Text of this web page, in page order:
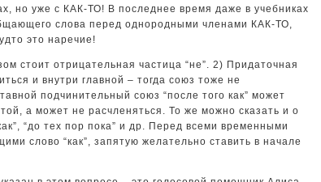
но уже с КАК-ТО! В последнее время даже в учебниках
слова перед однородными членами КАК-ТО,
это наречие!
стоит отрицательная частица “не”. 2) Придаточная
и внутри главной – тогда союз тоже не
подчинительный союз “после того как” может
а может не расчленяться. То же можно сказать и о
“до тех пор пока” и др. Перед всеми временными
слово “как”, запятую желательно ставить в начале